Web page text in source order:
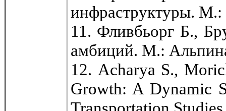
инфраструктуры. М.:
11. Фливбьорг Б.,
амбиций. М.:
12. Acharya S.,
Growth: A Dynamic